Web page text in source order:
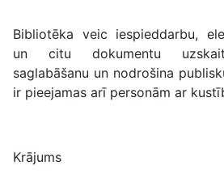
Bibliotēka veic iespieddarbu,
un citu dokumentu
saglabāšanu un nodrošina
ir pieejamas arī personām ar
Krājums